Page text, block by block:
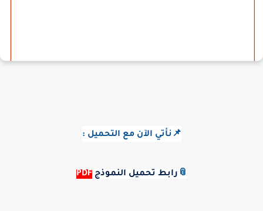
📌نأتي الآن مع التحميل :
📎 رابط تحميل النموذج PDF